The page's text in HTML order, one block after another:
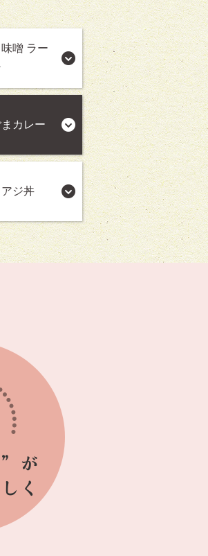
噌 ラー
カレー
アジ丼